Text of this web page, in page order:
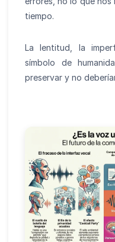
tiempo.
La lentitud, la
símbolo de
preservar y no